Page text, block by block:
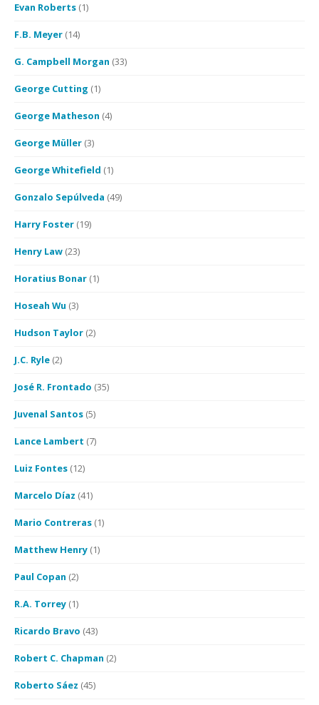
Evan Roberts (1)
F.B. Meyer (14)
G. Campbell Morgan (33)
George Cutting (1)
George Matheson (4)
George Müller (3)
George Whitefield (1)
Gonzalo Sepúlveda (49)
Harry Foster (19)
Henry Law (23)
Horatius Bonar (1)
Hoseah Wu (3)
Hudson Taylor (2)
J.C. Ryle (2)
José R. Frontado (35)
Juvenal Santos (5)
Lance Lambert (7)
Luiz Fontes (12)
Marcelo Díaz (41)
Mario Contreras (1)
Matthew Henry (1)
Paul Copan (2)
R.A. Torrey (1)
Ricardo Bravo (43)
Robert C. Chapman (2)
Roberto Sáez (45)